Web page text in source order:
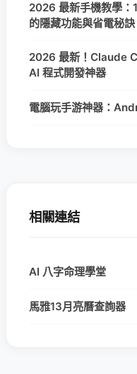
2026 最新手機教學
的隱藏功能與省電秘訣
2026 最新！Claude
AI 程式開發神器
電腦玩手游神器：
相關連結
AI 八字命理學堂
馬雅13月亮曆查詢器